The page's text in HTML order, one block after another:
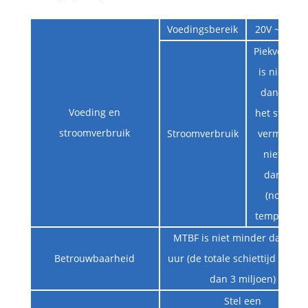
Voeding en
stroomverbruik
Voedingsbereik 20V ~ 33V,
Stroomverbruik
is niet
dan 260
het
vermogen
niet meer
dan 60 W
(normale
Betrouwbaarheid
MTBF is niet minder dan
uur (de totale schiettijd is
dan 3 miljoen)
Stel een